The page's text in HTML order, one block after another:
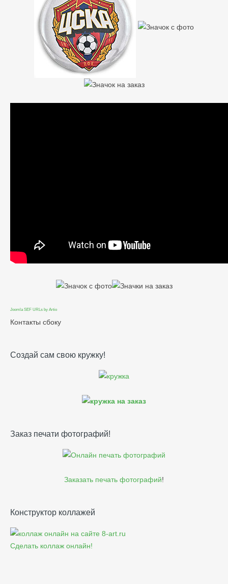
Joomla SEF URLs by Artio
Контакты сбоку
Создай сам свою кружку!
Заказ печати фотографий!
Заказать печать фотографий!
Конструктор коллажей
Сделать коллаж онлайн!